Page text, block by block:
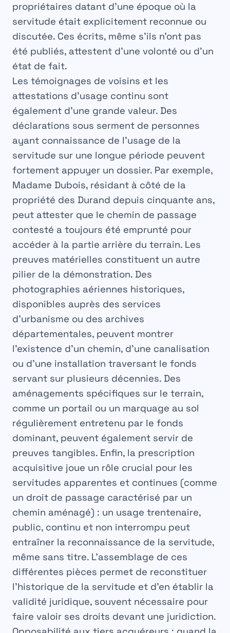
propriétaires datant d’une époque où la
servitude était explicitement reconnue ou
discutée. Ces écrits, même s’ils n’ont pas
été publiés, attestent d’une volonté ou d’un
état de fait.
Les témoignages de voisins et les
attestations d’usage continu sont
également d’une grande valeur. Des
déclarations sous serment de personnes
ayant connaissance de l’usage de la
servitude sur une longue période peuvent
fortement appuyer un dossier. Par exemple,
Madame Dubois, résidant à côté de la
propriété des Durand depuis cinquante ans,
peut attester que le chemin de passage
contesté a toujours été emprunté pour
accéder à la partie arrière du terrain. Les
preuves matérielles constituent un autre
pilier de la démonstration. Des
photographies aériennes historiques,
disponibles auprès des services
d’urbanisme ou des archives
départementales, peuvent montrer
l’existence d’un chemin, d’une canalisation
ou d’une installation traversant le fonds
servant sur plusieurs décennies. Des
aménagements spécifiques sur le terrain,
comme un portail ou un marquage au sol
régulièrement entretenu par le fonds
dominant, peuvent également servir de
preuves tangibles. Enfin, la prescription
acquisitive joue un rôle crucial pour les
servitudes apparentes et continues (comme
un droit de passage caractérisé par un
chemin aménagé) : un usage trentenaire,
public, continu et non interrompu peut
entraîner la reconnaissance de la servitude,
même sans titre. L’assemblage de ces
différentes pièces permet de reconstituer
l’historique de la servitude et d’en établir la
validité juridique, souvent nécessaire pour
faire valoir ses droits devant une juridiction.